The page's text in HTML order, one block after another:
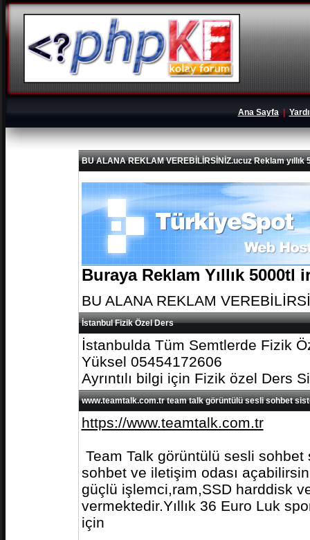
Ana Sayfa|
BU ALANA REKLAM VEREBİLİRSİNİZ.ucuz Reklam yıllık
Buraya Reklam Yıllık
BU ALANA REKLAM
İstanbul Fizik Özel Ders
İstanbulda Tüm Semtlerde Fizik
Yüksel 05454172606
Ayrıntılı bilgi için Fizik özel Ders
www.teamtalk.com.tr team talk görüntülü sesli sohbet
https://www.teamtalk.com.tr
Team Talk görüntülü sesli
sohbet ve iletişim odası
güçlü işlemci,ram,SSD harddisk
vermektedir.Yıllık 36 Euro Luk
için